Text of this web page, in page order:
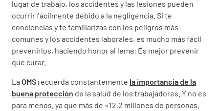
lugar de trabajo, los accidentes y las lesiones pueden
ocurrir fácilmente debido a la negligencia. Si te
conciencias y te familiarizas con los peligros más
comunes y los accidentes laborales, es mucho más fácil
prevenirlos, haciendo honor al lema: Es mejor prevenir
que curar.
La OMS recuerda constantemente la importancia de la
buena protección de la salud de los trabajadores. Y no es
para menos, ya que más de «12,2 millones de personas,